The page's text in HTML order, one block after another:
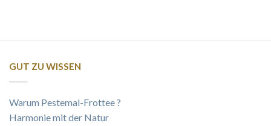
GUT ZU WISSEN
Warum Pestemal-Frottee ?
Harmonie mit der Natur